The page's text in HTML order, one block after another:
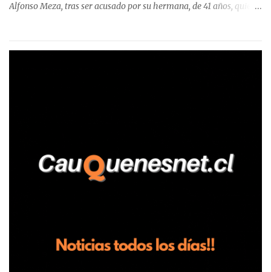
Alfonso Meza, tras ser acusado por su hermana, de 41 años, quien
relató que los hechos ocurrieron cerca de las 11:30 horas en el
trabajadores, el edil descendió del vehículo y, en medio de la
confrontación, la habría tomado de los hombros, empujado al
suelo y agredido con golpes de pies y manos, mientr...